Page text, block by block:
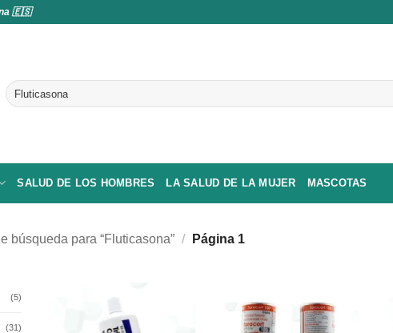
🇪🇸
Buscar
por:
SALUD DE LOS HOMBRES LA SALUD DE LA MUJER MASCOTAS
búsqueda para “Fluticasona” / Página 1
(5)
(31)